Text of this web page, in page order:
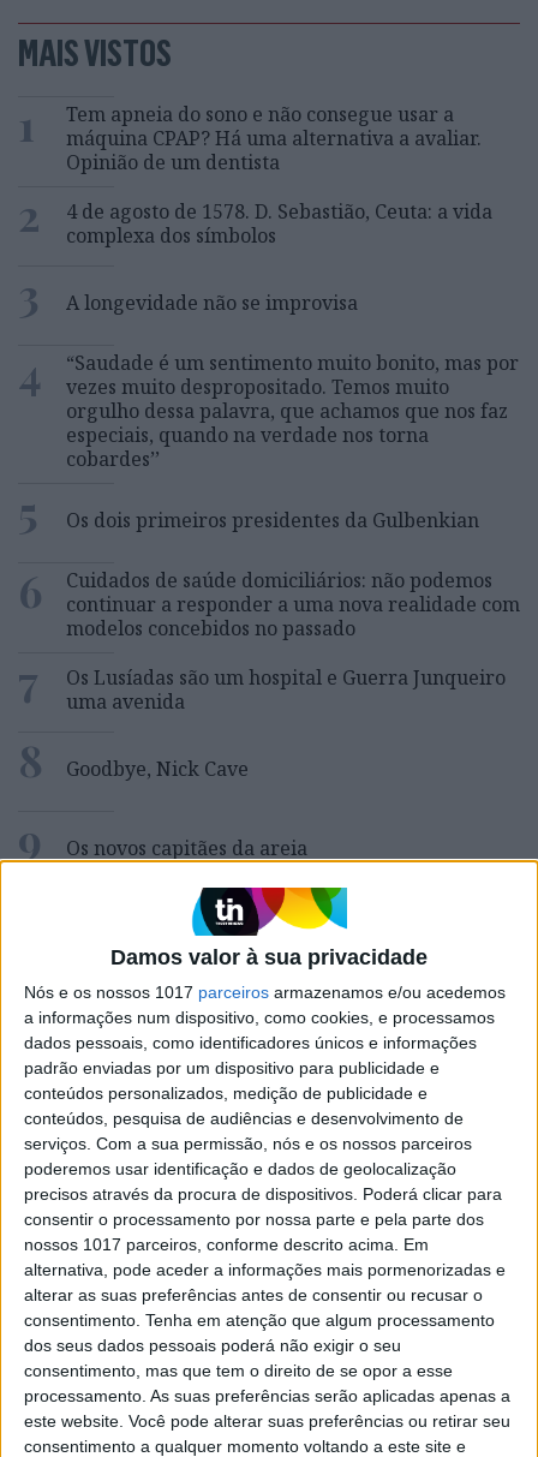
Damos valor à sua privacidade
Nós e os nossos 1017 parceiros armazenamos e/ou acedemos
a informações num dispositivo, como cookies, e processamos
dados pessoais, como identificadores únicos e informações
padrão enviadas por um dispositivo para publicidade e
conteúdos personalizados, medição de publicidade e
conteúdos, pesquisa de audiências e desenvolvimento de
serviços. Com a sua permissão, nós e os nossos parceiros
poderemos usar identificação e dados de geolocalização
precisos através da procura de dispositivos. Poderá clicar para
consentir o processamento por nossa parte e pela parte dos
nossos 1017 parceiros, conforme descrito acima. Em
alternativa, pode aceder a informações mais pormenorizadas e
alterar as suas preferências antes de consentir ou recusar o
consentimento. Tenha em atenção que algum processamento
dos seus dados pessoais poderá não exigir o seu
consentimento, mas que tem o direito de se opor a esse
processamento. As suas preferências serão aplicadas apenas a
este website. Você pode alterar suas preferências ou retirar seu
consentimento a qualquer momento voltando a este site e
MAIS VISTOS
1
Tem apneia do sono e não consegue usar a
máquina CPAP? Há uma alternativa a avaliar.
Opinião de um dentista
2
4 de agosto de 1578. D. Sebastião, Ceuta: a vida
complexa dos símbolos
3 A longevidade não se improvisa
4
“Saudade é um sentimento muito bonito, mas por
vezes muito despropositado. Temos muito
orgulho dessa palavra, que achamos que nos faz
especiais, quando na verdade nos torna
cobardes’’
5 Os dois primeiros presidentes da Gulbenkian
6
Cuidados de saúde domiciliários: não podemos
continuar a responder a uma nova realidade com
modelos concebidos no passado
7
Os Lusíadas são um hospital e Guerra Junqueiro
uma avenida
8 Goodbye, Nick Cave
9 Os novos capitães da areia
Wangiri: a fraude que começa mesmo antes de
atender uma chamada de um número
desconhecido
MAIS NA VISÃO
SOCIEDADE EXCLUSIVO
A resistência do País rural: Outras
lutas em curso, além do Barrosso